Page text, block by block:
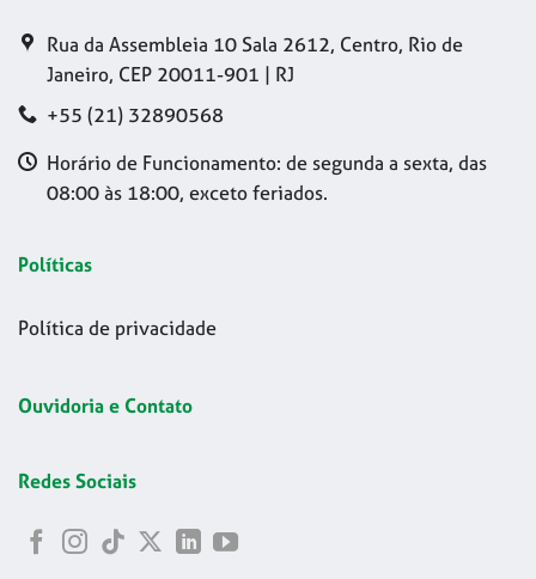
Rua da Assembleia 10 Sala 2612, Centro, Rio de
Janeiro, CEP 20011-901 | RJ
+55 (21) 32890568
Horário de Funcionamento: de segunda a sexta, das
08:00 às 18:00, exceto feriados.
Políticas
Política de privacidade
Ouvidoria e Contato
Redes Sociais